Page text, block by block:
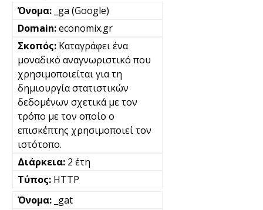
_ga (Google)
economix.gr
Καταγράφει ένα
μοναδικό αναγνωριστικό που
χρησιμοποιείται για τη
δημιουργία στατιστικών
δεδομένων σχετικά με τον
τρόπο με τον οποίο ο
επισκέπτης χρησιμοποιεί τον
ιστότοπο.
2 έτη
HTTP
_gat